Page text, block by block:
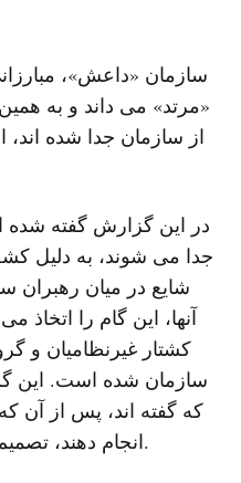
سازمان «داعش»،
«مرتد» می داند و به
از سازمان جدا شده اند،
در این گزارش گفته
جدا می شوند، به دلیل
شایع در میان رهبران
آنها، این گام را اتخاذ
کشتار غیرنظامیان و
سازمان شده است. این
که گفته اند، پس از آن که
انجام دهند، تصمیم گرفتند از سازمان جدا شوند.